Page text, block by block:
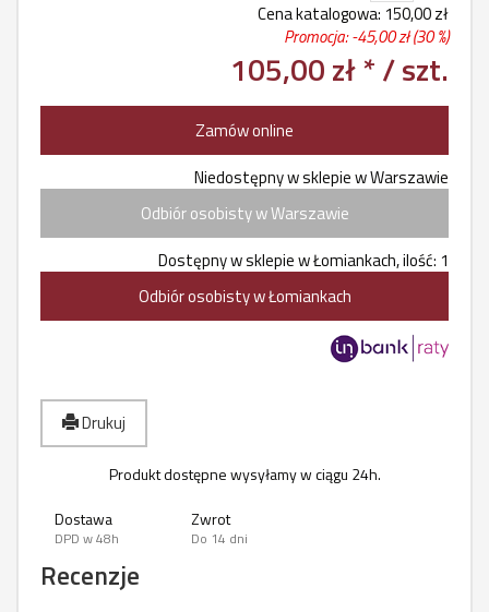
Cena katalogowa: 150,00 zł
Promocja: -45,00 zł(30 %)
105,00 zł */ szt.
Zamów online
Niedostępny w sklepie w Warszawie
Odbiór osobisty w Warszawie
Dostępny w sklepie w Łomiankach, ilość: 1
Odbiór osobisty w Łomiankach
Drukuj
Produkt dostępne wysyłamy w ciągu 24h.
Dostawa
DPD w 48h
Zwrot
Do 14 dni
Recenzje